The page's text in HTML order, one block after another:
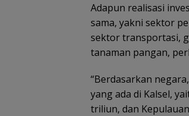
Adapun realisasi
sama, yakni sektor
sektor transportasi,
tanaman pangan,
“Berdasarkan
yang ada di Kalsel,
triliun, dan